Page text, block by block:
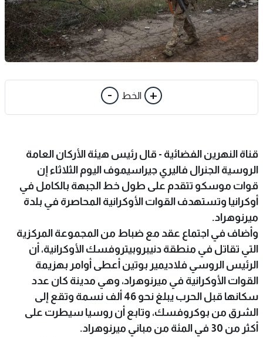
+ الخط -
قناة النهرين الفضائية - قال رئيس هيئة الأركان العامة
الروسية الجنرال فاليري جيراسيموف اليوم الثلاثاء إن
قوات موسكو تتقدم على طول خط الجبهة بالكامل في
أوكرانيا وتستهدف القوات الأوكرانية المحاصرة في بلدة
ميرنوهراد.
وأضاف في اجتماع عقد مع ضباط من المجموعة المركزية
التي تقاتل في منطقة دنيبروبيتروفسك الأوكرانية، أن
الرئيس الروسي فلاديمير بوتين أعطى أوامر بهزيمة
القوات الأوكرانية في ميرنوهراد، وهي مدينة كان عدد
سكانها قبل الحرب يبلغ نحو 46 ألف نسمة وتقع إلى
الشرق من بوكروفسك، وتابع أن روسيا سيطرت على
أكثر من 30 في المئة من مباني ميرنوهراد.